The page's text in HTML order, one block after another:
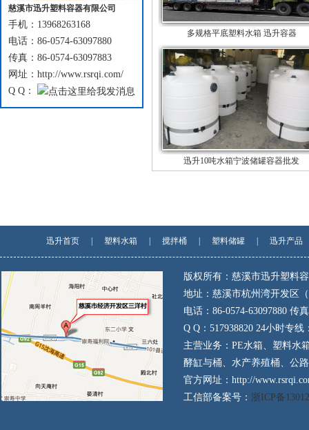
慈溪市迅升塑料容器有限公司
手机：13968263168
电话：86-0574-63097880
传真：86-0574-63097883
网址：http://www.rsrqi.com/
Q Q：
多规格平底塑料水箱 迅升容器
迅升10吨水箱宁波储罐容器批发
迅升首页 塑料水箱 搅拌桶 塑料储罐 迅升产品
版权所有：慈溪市迅升塑料
地址：慈溪市杭州湾开发区
电话：86-0574-63097880 传
Q Q：517938820 24小时专线
主营业务：PE水箱、塑料水
酵缸与桶、水产养殖桶、公
官方网址：http://
工信部备案号： 浙ICP备